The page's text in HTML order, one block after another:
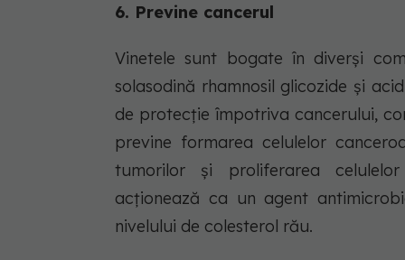
6. Previne cancerul
Vinetele sunt bogate în diverși
solasodină rhamnosil glicozide și
de protecție împotriva cancerului,
previne formarea celulelor
tumorilor și proliferarea
acționează ca un agent
nivelului de colesterol rău.